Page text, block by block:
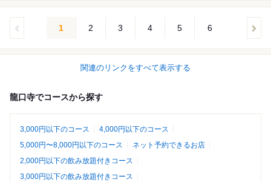
1 2 3 4 5 6
関連のリンクをすべて表示する
龍口寺でコースから探す
3,000円以下のコース
4,000円以下のコース
5,000円〜8,000円以下のコース
ネット予約できるお店
2,000円以下の飲み放題付きコース
3,000円以下の飲み放題付きコース